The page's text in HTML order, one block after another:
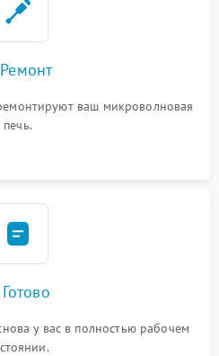
ваш микроволновая
печь.
у вас в полностью рабочем